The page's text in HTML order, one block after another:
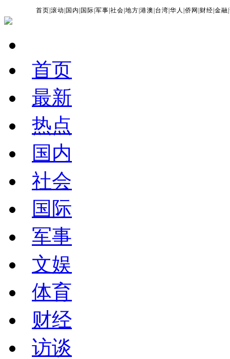
首页 |滚动 国内 国际 |军事 |社会 |地方 |港澳 台湾 |华人 |侨网 财经 |金融 |
首页
最新
热点
国内
社会
国际
军事
文娱
体育
财经
访谈